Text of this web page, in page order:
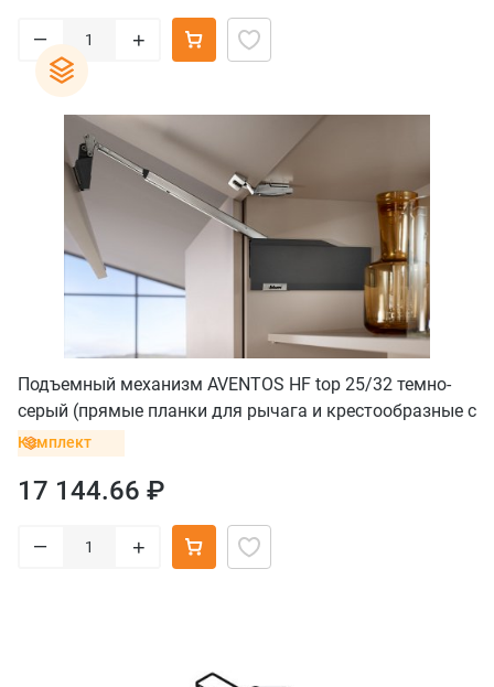
– +
Подъемный механизм AVENTOS HF top 25/32 темно-
серый (прямые планки для рычага и крестообразные с
винтом для петель)
Комплект
17 144.66 ₽
– +